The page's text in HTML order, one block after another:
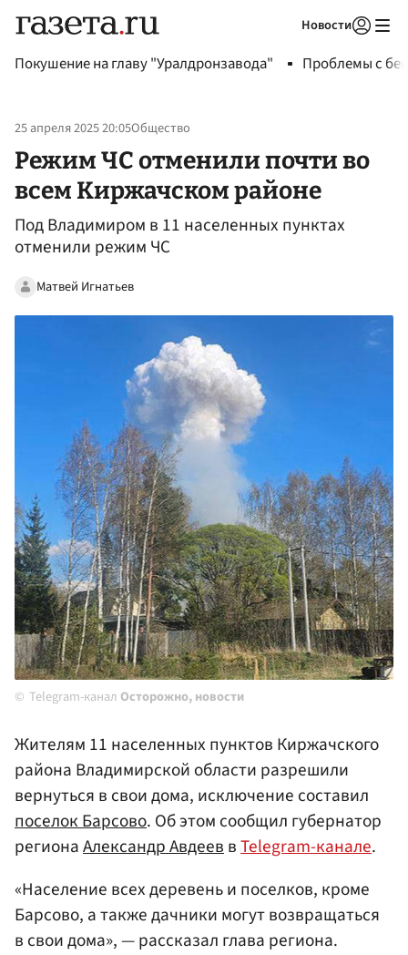
Новости
Покушение на главу "Уралдронзавода" Проблемы с
25 апреля 2025 20:05Общество
Режим ЧС отменили почти во
всем Киржачском районе
Под Владимиром в 11 населенных пунктах
отменили режим ЧС
Матвей Игнатьев
Telegram-канал Осторожно, новости
Жителям 11 населенных пунктов Киржачского
района Владимирской области разрешили
вернуться в свои дома, исключение составил
поселок Барсово. Об этом сообщил губернатор
регионаАлександр АвдееввTelegram-канале.
«Население всех деревень и поселков, кроме
Барсово, а также дачники могут возвращаться
в свои дома», — рассказал глава региона.